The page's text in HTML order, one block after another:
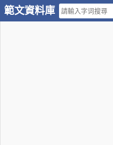
範文資料庫